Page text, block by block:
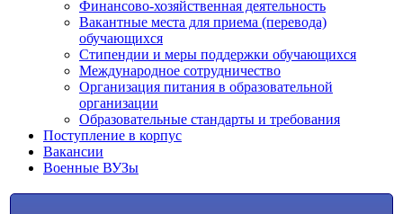
Финансово-хозяйственная деятельность
Вакантные места для приема (перевода)
обучающихся
Стипендии и меры поддержки обучающихся
Международное сотрудничество
Организация питания в образовательной
организации
Образовательные стандарты и требования
Поступление в корпус
Вакансии
Военные ВУЗы